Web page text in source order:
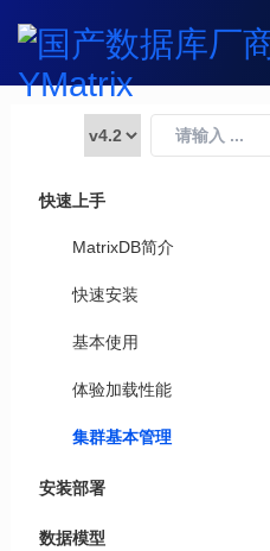
快速上手
MatrixDB简介
快速安装
基本使用
体验加载性能
集群基本管理
安装部署
数据模型